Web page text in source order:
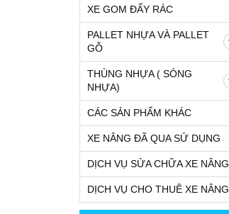
XE GOM ĐẨY RÁC
PALLET NHỰA VÀ PALLET
GỖ
THÙNG NHỰA ( SÓNG
NHỰA)
CÁC SẢN PHẨM KHÁC
XE NÂNG ĐÃ QUA SỬ DỤNG
DỊCH VỤ SỬA CHỮA XE NÂNG
DỊCH VỤ CHO THUÊ XE NÂNG